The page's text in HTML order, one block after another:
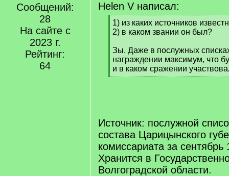
Сообщений:
28
На сайте с
2023 г.
Рейтинг:
64
Helen V написал:
[
q
1) из каких источников
2) в каком звании он был?
Зы. Даже в послужных
награждении максимум, что
и в каком сражении
[
Источник: послужной
состава Царицынского
комиссариата за сентябрь
Хранится в
Волгоградской области.